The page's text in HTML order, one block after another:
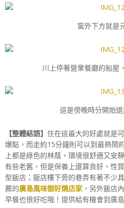
窗外下方就是
川上停著營業餐廳的船屋
這是傍晚時分開始退
【整體結語】 住在這最大的好處就是
爆點，而走約15分鐘則可以到最熱鬧
上都是綠色的林蔭，環境很舒適又安
有些老舊，但是保養上還算良好，性
型飯店；飯店樓下旁的巷弄有著不少
薦的廣島風味御好燒店家 ，另外飯店
早餐也很好吃哦！提供給有機會到廣